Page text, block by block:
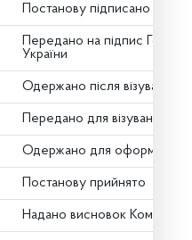
Постанову підписано
Передано на підпис Голові
України
Одержано після візування
Передано для візування в
Одержано для оформлення
Постанову прийнято
Надано висновок Комітету